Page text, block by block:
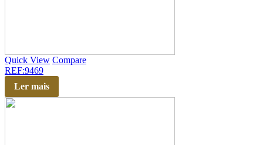
Quick View Compare
REF:9469
Ler mais